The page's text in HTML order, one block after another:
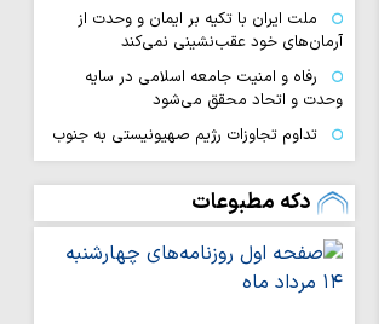
ملت ایران با تکیه بر ایمان و وحدت از
آرمان‌های خود عقب‌نشینی نمی‌کند
رفاه و امنیت جامعه اسلامی در سایه
وحدت و اتحاد محقق می‌شود
تداوم تجاوزات رژیم صهیونیستی به جنوب
لبنان
مسلمانان تگزاس در آستانه تحریم های
سخت
بیروت، پایتخت مقاومت است و از
عادی‌سازی روابط با رژیم صهیونیستی امتناع…
دکه مطبوعات